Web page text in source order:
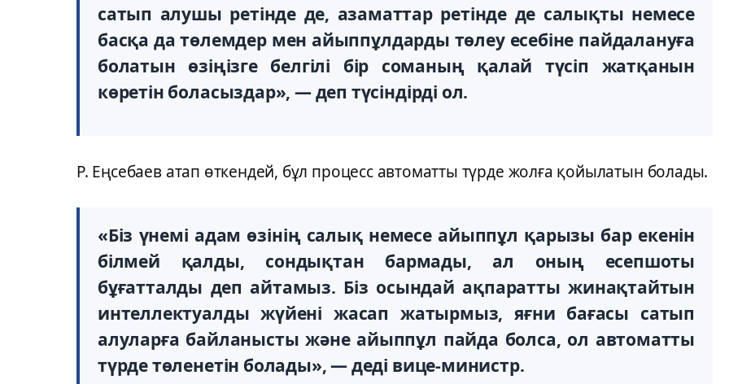
сатып алушы ретінде де, азаматтар ретінде де салықты немесе
басқа да төлемдер мен айыппұлдарды төлеу есебіне пайдалануға
болатын өзіңізге белгілі бір соманың қалай түсіп жатқанын
көретін боласыздар», — деп түсіндірді ол.
Р. Еңсебаев атап өткендей, бұл процесс автоматты түрде жолға қойылатын болады.
«Біз үнемі адам өзінің салық немесе айыппұл қарызы бар екенін
білмей қалды, сондықтан бармады, ал оның есепшоты
бұғатталды деп айтамыз. Біз осындай ақпаратты жинақтайтын
интеллектуалды жүйені жасап жатырмыз, яғни бағасы сатып
алуларға байланысты және айыппұл пайда болса, ол автоматты
түрде төленетін болады», — деді вице-министр.